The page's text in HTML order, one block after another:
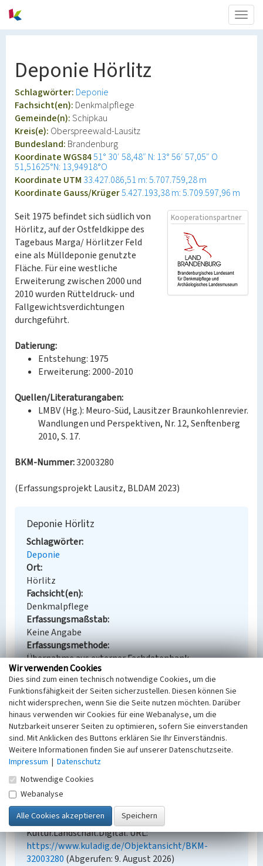
Deponie Hörlitz
Schlagwörter: Deponie
Fachsicht(en): Denkmalpflege
Gemeinde(n):Schipkau
Kreis(e): Oberspreewald-Lausitz
Bundesland: Brandenburg
Koordinate WGS8451° 30′ 58,48″ N: 13° 56′ 57,05″ O
51,51625°N: 13,94918°O
Koordinate UTM 33.427.086,51 m: 5.707.759,28 m
Koordinate Gauss/Krüger5.427.193,38 m: 5.709.597,96 m
Kooperationspartner
Seit 1975 befindet sich südlich von
Hörlitz, auf der Ostfeldkippe des
Tagebaus Marga/ Hörlitzer Feld
eine als Mülldeponie genutzte
Fläche. Für eine westliche
Erweiterung zwischen 2000 und
2010 wurden Rütteldruck- und
Fallgewichtsverdichtungen
durchgeführt.
Datierung:
Entstehung: 1975
Erweiterung: 2000-2010
Quellen/Literaturangaben:
LMBV (Hg.): Meuro-Süd, Lausitzer Braunkohlenrevier.
Wandlungen und Perspektiven, Nr. 12, Senftenberg
2010, S. 17.
BKM-Nummer:32003280
(Erfassungsprojekt Lausitz, BLDAM 2023)
Deponie Hörlitz
Schlagwörter
Deponie
Ort
Hörlitz
Fachsicht(en)
Denkmalpflege
Erfassungsmaßstab
Keine Angabe
Erfassungsmethode
Übernahme aus externer Fachdatenbank
Empfohlene Zitierweise
Urheberrechtlicher Hinweis
Der hier präsentierte Inhalt steht unter der freien
Lizenz dl-by-de/2.0 (Namensnennung). Die
angezeigten Medien unterliegen möglicherweise
zusätzlichen urheberrechtlichen Bedingungen, die
an diesen ausgewiesen sind.
Empfohlene Zitierweise
„Deponie Hörlitz”. In: KuLaDig,
Kultur.Landschaft.Digital. URL:
https://www.kuladig.de/Objektansicht/BKM-
32003280 (Abgerufen: 9. August 2026)
Wir verwenden Cookies
Dies sind zum einen technisch notwendige Cookies, um die
Funktionsfähigkeit der Seiten sicherzustellen. Diesen können Sie
nicht widersprechen, wenn Sie die Seite nutzen möchten. Darüber
hinaus verwenden wir Cookies für eine Webanalyse, um die
Nutzbarkeit unserer Seiten zu optimieren, sofern Sie einverstanden
sind. Mit Anklicken des Buttons erklären Sie Ihr Einverständnis.
Weitere Informationen finden Sie auf unserer Datenschutzseite.
Impressum | Datenschutz
Notwendige Cookies
Webanalyse